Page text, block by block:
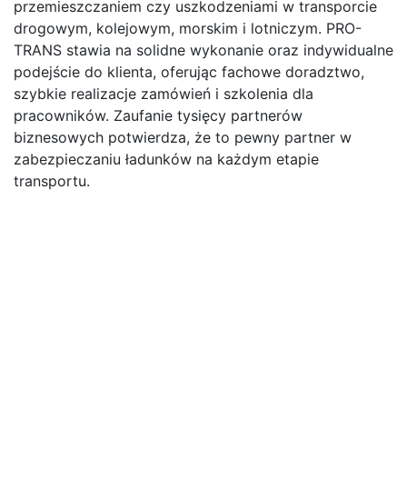
przemieszczaniem czy uszkodzeniami w transporcie
drogowym, kolejowym, morskim i lotniczym. PRO-
TRANS stawia na solidne wykonanie oraz indywidualne
podejście do klienta, oferując fachowe doradztwo,
szybkie realizacje zamówień i szkolenia dla
pracowników. Zaufanie tysięcy partnerów
biznesowych potwierdza, że to pewny partner w
zabezpieczaniu ładunków na każdym etapie
transportu.